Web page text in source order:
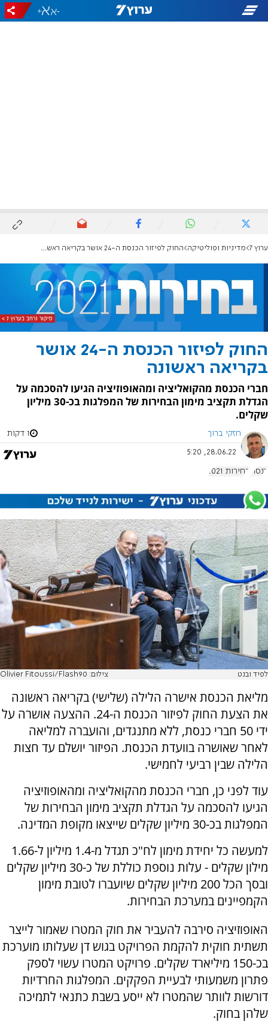
-
+
ערוץ 7 מדיניות ופוליטיקה החוק לפיזור הכנסת ה-24 אושר בקריאה ראשונה
החוק לפיזור הכנסת ה-24 אושר
בקריאה ראשונה
חברי הכנסת מהקואליציה ומהאופוזיציה הגיעו להסכמה על
הגדלת תקציב מימון הבחירות של המפלגות בכ-30 מיליון
שקלים.
חזקי ברוך 1 דקות
28.06.22, 5:20
כנסת בחירות 2021
לפיד ובנט צילום: Olivier Fitoussi/Flash90
מליאת הכנסת אישרה הלילה (שלישי) בקריאה ראשונה
את הצעת החוק לפיזור הכנסת ה-24. ההצעה אושרה על
ידי 50 חברי כנסת, ללא מתנגדים, והועברה למליאה
לאחר שאושרה בוועדת הכנסת. הפיזור יושלם עד חצות
הלילה שבין רביעי לחמישי.
עוד לפני כן, חברי הכנסת מהקואליציה ומהאופוזיציה
הגיעו להסכמה על הגדלת תקציב מימון הבחירות של
המפלגות בכ-30 מיליון שקלים שייצאו מקופת המדינה.
למעשה כל יחידת מימון לח"כ תגדל מ-1.4 מיליון ל-1.66
מילון שקלים - עלות נוספת כוללת של כ-30 מיליון שקלים
ובסך הכל 200 מיליון שקלים שיועברו לטובת מימון
הקמפיינים במערכת הבחירות.
האופוזיציה סירבה להעביר את חוק המטרו שאמור לייצר
תשתית חוקית להקמת הפרויקט בגוש דן שעלותו מוערכת
בכ-150 מיליארד שקלים. פרויקט המטרו עשוי לספק
פתרון משמעותי לבעיית הפקקים. המפלגות החרדיות
דורשות לוותר שהמטרו לא ייסע בשבת כתנאי לתמיכה
שלהן בחוק.